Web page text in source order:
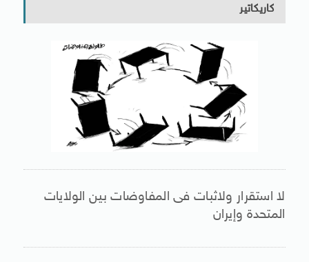
كاريكاتير
لا استقرار ولاثبات فى المفاوضات بين الولايات
المتحدة وإيران